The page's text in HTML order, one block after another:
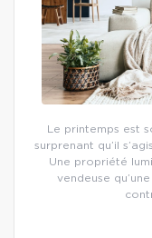
Le printemps est
surprenant qu’il
Une propriété
vendeuse